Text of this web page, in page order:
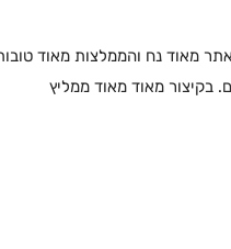
האתר מאוד נח והממלצות
בקיצור מאוד מאוד ממליץ